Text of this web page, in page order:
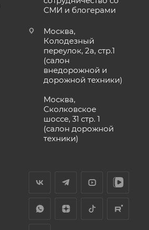
СМИ и блогерами
Москва,
Колодезный
переулок, 2а, стр.1
(салон
внедорожной и
дорожной техники)
Москва,
Сколковское
шоссе, 31 стр. 1
(салон дорожной
техники)